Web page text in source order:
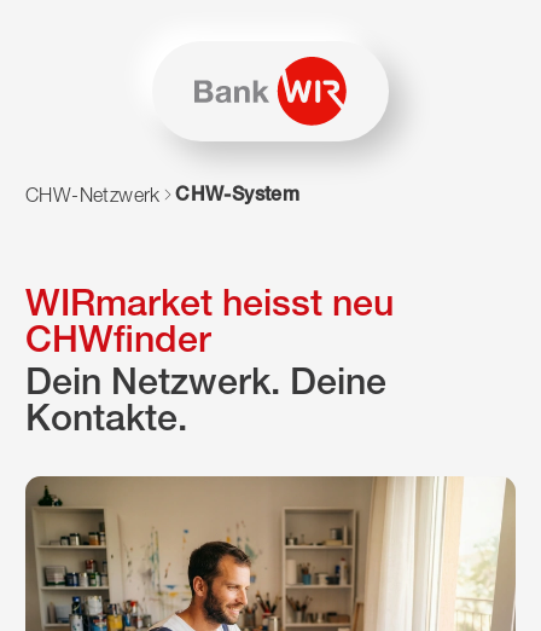
Zum Navigieren dieser Seite wird JavaScript benötigt.
CHW-Netzwerk CHW-System
WIRmarket heisst neu
CHWfinder
Dein Netzwerk. Deine
Kontakte.